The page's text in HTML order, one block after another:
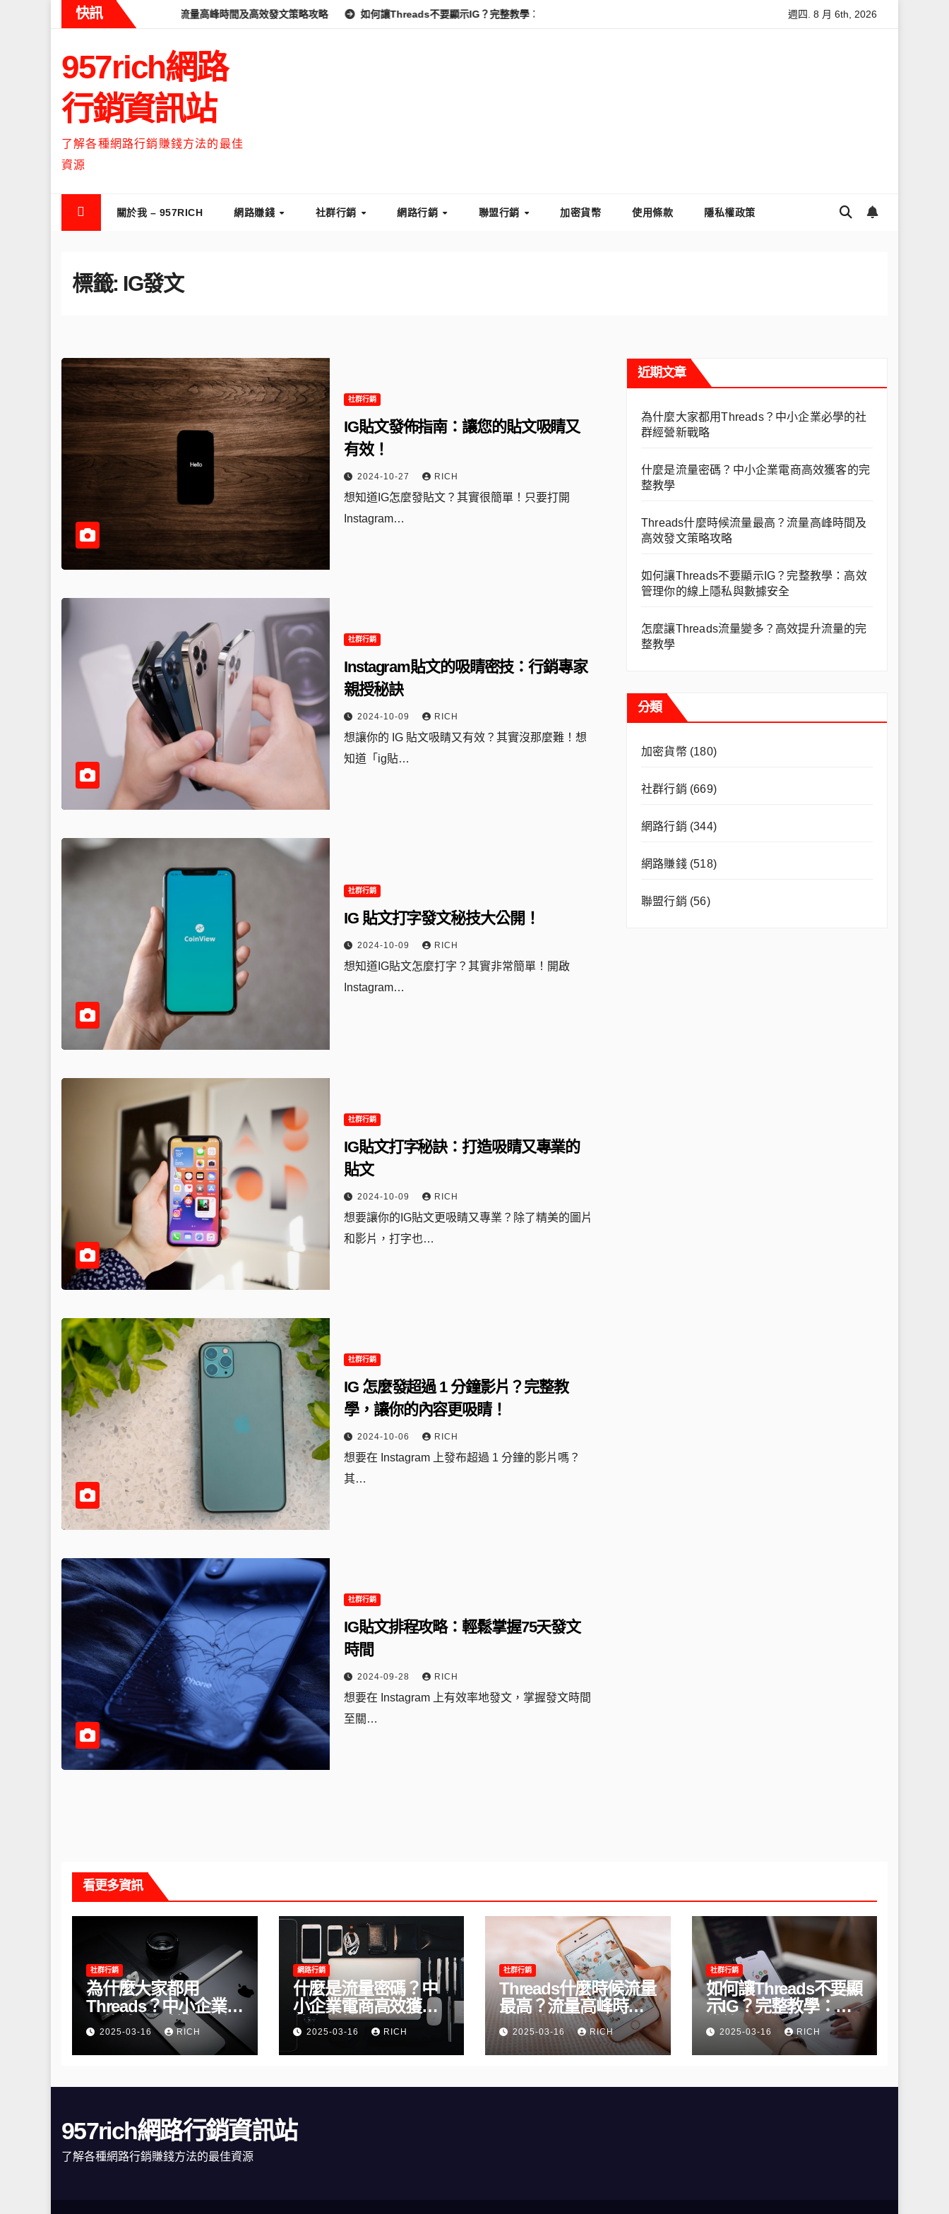
快訊
什麼時候流量最高？流量高峰時間及高效發文策略攻略 如何讓Threads不要顯示IG？完整教學：高效管理你的線上隱私與數據安全 怎麼讓Threads流量變多？高效提升流量的完整教學
週四. 8 月 6th, 2026
957rich網路
行銷資訊站
了解各種網路行銷賺錢方法的最佳
資源
關於我 – 957RICH 網路賺錢 社群行銷 網路行銷 聯盟行銷 加密貨幣 使用條款 隱私權政策
標籤: IG發文
社群行銷
IG貼文發佈指南：讓您的貼文吸睛又
有效！
2024-10-27 RICH
想知道IG怎麼發貼文？其實很簡單！只要打開
Instagram…
社群行銷
Instagram貼文的吸睛密技：行銷專家
親授秘訣
2024-10-09 RICH
想讓你的 IG 貼文吸睛又有效？其實沒那麼難！想
知道「ig貼…
社群行銷
IG 貼文打字發文秘技大公開！
2024-10-09 RICH
想知道IG貼文怎麼打字？其實非常簡單！開啟
Instagram…
社群行銷
IG貼文打字秘訣：打造吸睛又專業的
貼文
2024-10-09 RICH
想要讓你的IG貼文更吸睛又專業？除了精美的圖片
和影片，打字也…
社群行銷
IG 怎麼發超過 1 分鐘影片？完整教
學，讓你的內容更吸睛！
2024-10-06 RICH
想要在 Instagram 上發布超過 1 分鐘的影片嗎？
其…
社群行銷
IG貼文排程攻略：輕鬆掌握75天發文
時間
2024-09-28 RICH
想要在 Instagram 上有效率地發文，掌握發文時間
至關…
近期文章
為什麼大家都用Threads？中小企業必學的社
群經營新戰略
什麼是流量密碼？中小企業電商高效獲客的完
整教學
Threads什麼時候流量最高？流量高峰時間及
高效發文策略攻略
如何讓Threads不要顯示IG？完整教學：高效
管理你的線上隱私與數據安全
怎麼讓Threads流量變多？高效提升流量的完
整教學
分類
加密貨幣(180)
社群行銷 (669)
網路行銷 (344)
網路賺錢(518)
聯盟行銷 (56)
看更多資訊
社群行銷
為什麼大家都用
Threads？中小企業必
學的社群經營新戰略
2025-03-16 RICH
網路行銷
什麼是流量密碼？中
小企業電商高效獲客
的完整教學
2025-03-16 RICH
社群行銷
Threads什麼時候流量
最高？流量高峰時間
及高效發文策略攻略
2025-03-16 RICH
社群行銷
如何讓Threads不要顯
示IG？完整教學：高
效管理你的線上隱私
與數據安全
2025-03-16 RICH
957rich網路行銷資訊站
了解各種網路行銷賺錢方法的最佳資源